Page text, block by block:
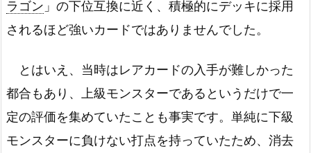
ラゴン 」の下位互換に近く、積極的にデッキに採用
されるほど強いカードではありませんでした。
とはいえ、当時はレアカードの入手が難しかった
都合もあり、上級モンスターであるというだけで一
定の評価を集めていたことも事実です。単純に下級
モンスターに負けない打点を持っていたため、消去